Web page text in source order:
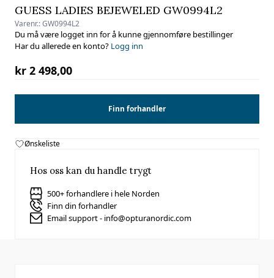
GUESS LADIES BEJEWELED GW0994L2
Varenr.:GW0994L2
Du må være logget inn for å kunne gjennomføre bestillinger
Har du allerede en konto? Logg inn
kr 2 498,00
Finn forhandler
Ønskeliste
Hos oss kan du handle trygt
500+ forhandlere i hele Norden
Finn din forhandler
Email support - info@opturanordic.com